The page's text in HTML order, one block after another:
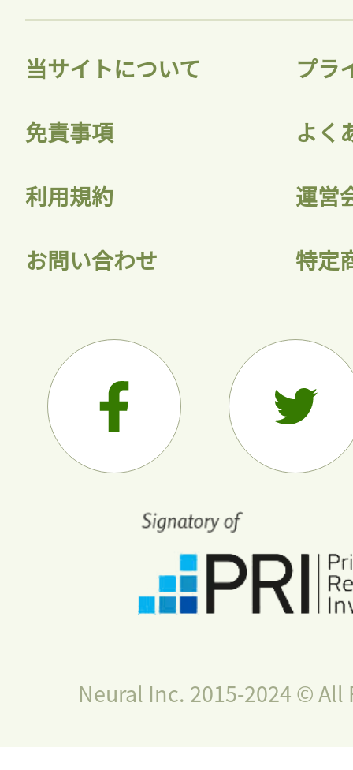
当サイトについて プラ
免責事項 よく
利用規約 運営
お問い合わせ 特定
Neural Inc. 2015-2024 © All